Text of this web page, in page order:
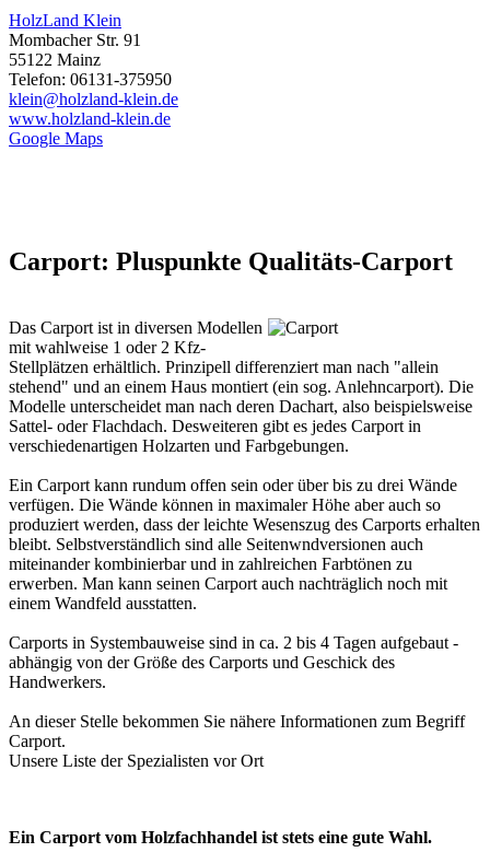
HolzLand Klein
Mombacher Str. 91
55122 Mainz
Telefon: 06131-375950
klein@holzland-klein.de
www.holzland-klein.de
Google Maps
Carport: Pluspunkte Qualitäts-Carport
Das Carport ist in diversen Modellen
mit wahlweise 1 oder 2 Kfz-
Stellplätzen erhältlich. Prinzipell differenziert man nach "allein
stehend" und an einem Haus montiert (ein sog. Anlehncarport). Die
Modelle unterscheidet man nach deren Dachart, also beispielsweise
Sattel- oder Flachdach. Desweiteren gibt es jedes Carport in
verschiedenartigen Holzarten und Farbgebungen.
Ein Carport kann rundum offen sein oder über bis zu drei Wände
verfügen. Die Wände können in maximaler Höhe aber auch so
produziert werden, dass der leichte Wesenszug des Carports erhalten
bleibt. Selbstverständlich sind alle Seitenwndversionen auch
miteinander kombinierbar und in zahlreichen Farbtönen zu
erwerben. Man kann seinen Carport auch nachträglich noch mit
einem Wandfeld ausstatten.
Carports in Systembauweise sind in ca. 2 bis 4 Tagen aufgebaut -
abhängig von der Größe des Carports und Geschick des
Handwerkers.
An dieser Stelle bekommen Sie nähere Informationen zum Begriff
Carport.
Unsere Liste der Spezialisten vor Ort
Ein Carport vom Holzfachhandel ist stets eine gute Wahl.